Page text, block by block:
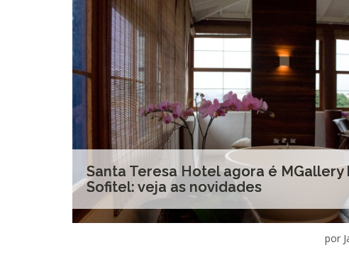
Santa Teresa Hotel agora é MGallery
Sofitel: veja as novidades
por